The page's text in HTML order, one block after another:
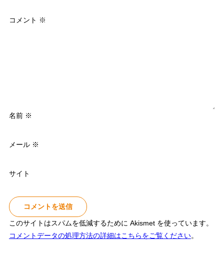
コメント ※
名前 ※
メール ※
サイト
このサイトはスパムを低減するために Akismet を使っています。
コメントデータの処理方法の詳細はこちらをご覧ください。